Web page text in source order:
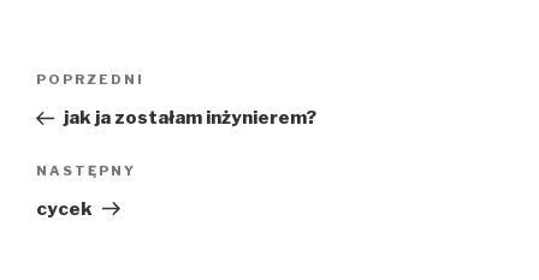
Poprzedni
wpis
POPRZEDNI
jak ja zostałam inżynierem?
Następny
wpis
NASTĘPNY
cycek